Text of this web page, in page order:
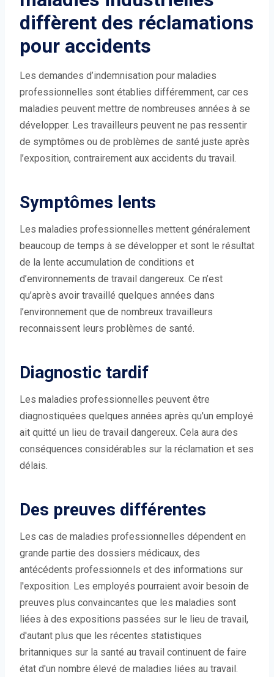
diffèrent des réclamations
pour accidents
Les demandes d’indemnisation pour maladies
professionnelles sont établies différemment, car ces
maladies peuvent mettre de nombreuses années à se
développer. Les travailleurs peuvent ne pas ressentir
de symptômes ou de problèmes de santé juste après
l’exposition, contrairement aux accidents du travail.
Symptômes lents
Les maladies professionnelles mettent généralement
beaucoup de temps à se développer et sont le résultat
de la lente accumulation de conditions et
d’environnements de travail dangereux. Ce n’est
qu’après avoir travaillé quelques années dans
l’environnement que de nombreux travailleurs
reconnaissent leurs problèmes de santé.
Diagnostic tardif
Les maladies professionnelles peuvent être
diagnostiquées quelques années après qu'un employé
ait quitté un lieu de travail dangereux. Cela aura des
conséquences considérables sur la réclamation et ses
délais.
Des preuves différentes
Les cas de maladies professionnelles dépendent en
grande partie des dossiers médicaux, des
antécédents professionnels et des informations sur
l'exposition. Les employés pourraient avoir besoin de
preuves plus convaincantes que les maladies sont
liées à des expositions passées sur le lieu de travail,
d'autant plus que les récentes statistiques
britanniques sur la santé au travail continuent de faire
état d'un nombre élevé de maladies liées au travail.